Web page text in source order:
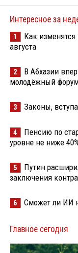
Интересное за
1
Как
августа
2
В Абхазии
молодёжный
3 Законы,
4
Пенсию по
уровне не ниже
5
Путин
заключения
6 Сможет ли ИИ
Главное сегодня